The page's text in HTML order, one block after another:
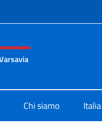
of site
Chi siamo